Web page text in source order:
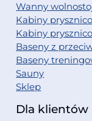
Wanny
Kabiny
Kabiny
Baseny z
Baseny
Sauny
Sklep
Dla klientów